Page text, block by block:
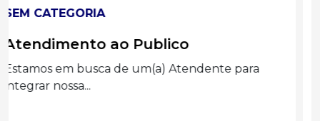
SEM CATEGORIA
Auxiliar administrado
Graduação completa ou cursando
Administração, Processos Gerenciais e áreas...